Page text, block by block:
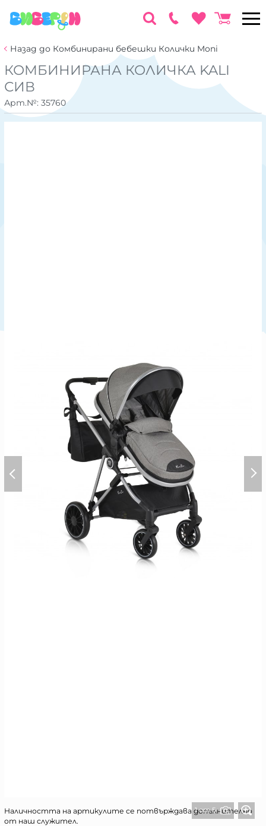
Назад до Комбинирани бебешки Колички Moni
КОМБИНИРАНА КОЛИЧКА KALI
СИВ
Арт.№: 35760
1 от 5
Наличността на артикулите се потвърждава допълнително
от наш служител.